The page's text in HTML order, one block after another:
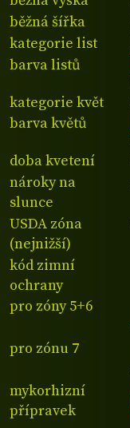
běžná šířka
kategorie list
barva listů
kategorie květ
barva květů
doba kvetení
nároky na
slunce
USDA zóna
(nejnižší)
kód zimní
ochrany
pro zóny 5+6
pro zónu 7
mykorhizní
přípravek